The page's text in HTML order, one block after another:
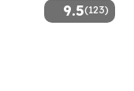
9.5(123)